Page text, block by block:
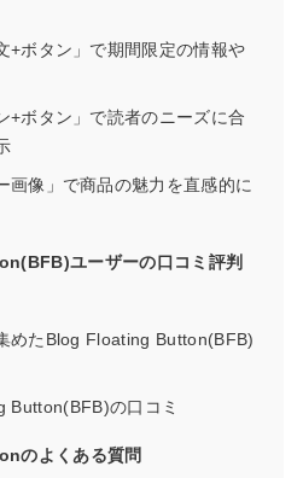
ボタン」で期間限定の情報や
ボタン」で読者のニーズに合
像」で商品の魅力を直感的に
ユーザーの口コミ評判
めたBlog Floating Button(BFB)
Button(BFB)の口コミ
のよくある質問